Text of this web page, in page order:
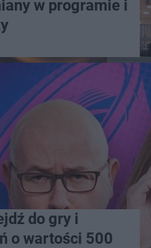
w programie i
do gry i
o wartości 500